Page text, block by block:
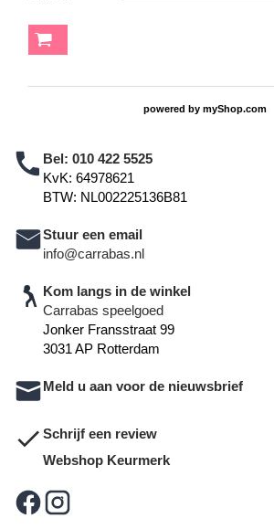
powered by myShop.com
Bel: 010 422 5525
KvK: 64978621
BTW: NL002225136B81
Stuur een email
info@carrabas.nl
Kom langs in de winkel
Carrabas speelgoed
Jonker Fransstraat 99
3031 AP Rotterdam
Meld u aan voor de nieuwsbrief
Schrijf een review
Webshop Keurmerk